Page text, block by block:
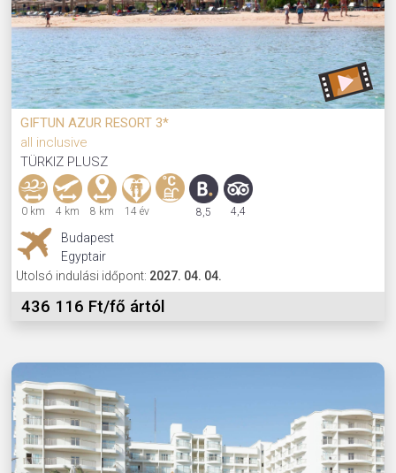
GIFTUN AZUR RESORT 3*
all inclusive
TÜRKIZ PLUSZ
0 km 4 km 8 km 14 év 8,5 4,4
Budapest
Egyptair
Utolsó indulási időpont: 2027. 04. 04.
436 116 Ft/fő ártól